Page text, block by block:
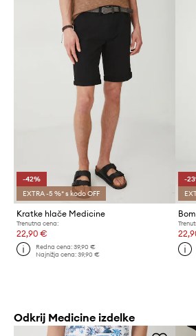
-42%
EXTRA -5 %* s kodo OFF
Kratke hlače Medicine
Trenutna cena:
22,90 €
Redna cena:39,90 €
Najnižja cena:39,90 €
-
Odkrij Medicine izdelke